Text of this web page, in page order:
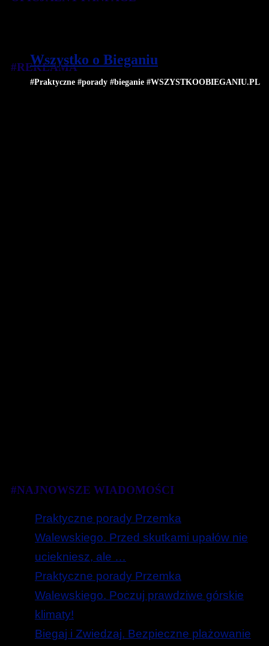
Wszystko o Bieganiu
#Praktyczne #porady #bieganie #WSZYSTKOOBIEGANIU.PL
#REKLAMA
#NAJNOWSZE WIADOMOŚCI
Praktyczne porady Przemka
Walewskiego. Przed skutkami upałów nie
uciekniesz, ale …
Praktyczne porady Przemka
Walewskiego. Poczuj prawdziwe górskie
klimaty!
Biegaj i Zwiedzaj. Bezpieczne plażowanie